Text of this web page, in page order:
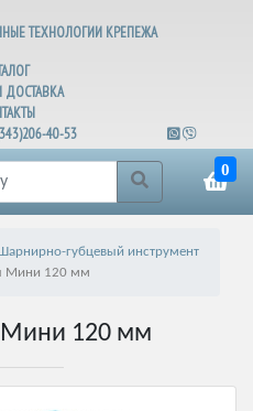
ТЕХНОЛОГИИ КРЕПЕЖА
ДОСТАВКА
40-53
0
губцевый инструмент
Мини 120 мм
Мини 120 мм